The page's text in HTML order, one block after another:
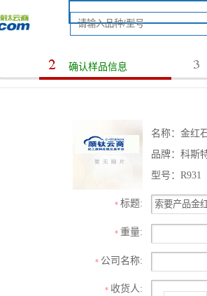
确认样品信息
名称：金红
品牌：科斯
型号：R931
* 标题:
* 重量:
* 公司名称:
* 收货人: